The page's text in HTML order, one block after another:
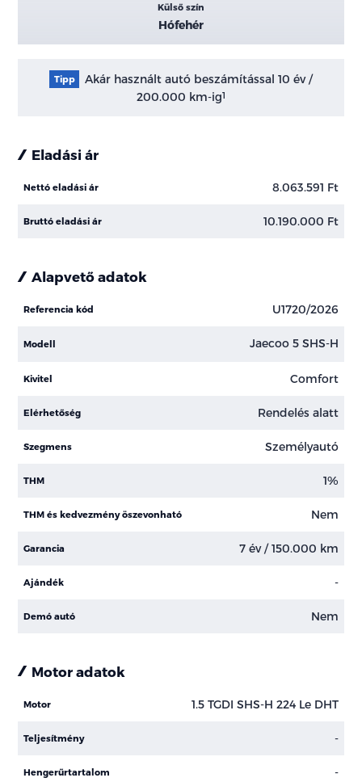
Külső szín
Hófehér
Tipp
Akár használt autó beszámítással 10 év /
200.000 km-ig1
Eladási ár
Nettó eladási ár 8.063.591 Ft
Bruttó eladási ár 10.190.000 Ft
Alapvető adatok
Referencia kód U1720/2026
Modell Jaecoo 5 SHS-H
Kivitel Comfort
Elérhetőség Rendelés alatt
Szegmens Személyautó
THM 1%
THM és kedvezmény öszevonható Nem
Garancia 7 év / 150.000 km
Ajándék -
Demó autó Nem
Motor adatok
Motor 1.5 TGDI SHS-H 224 Le DHT
Teljesítmény -
Hengerűrtartalom -